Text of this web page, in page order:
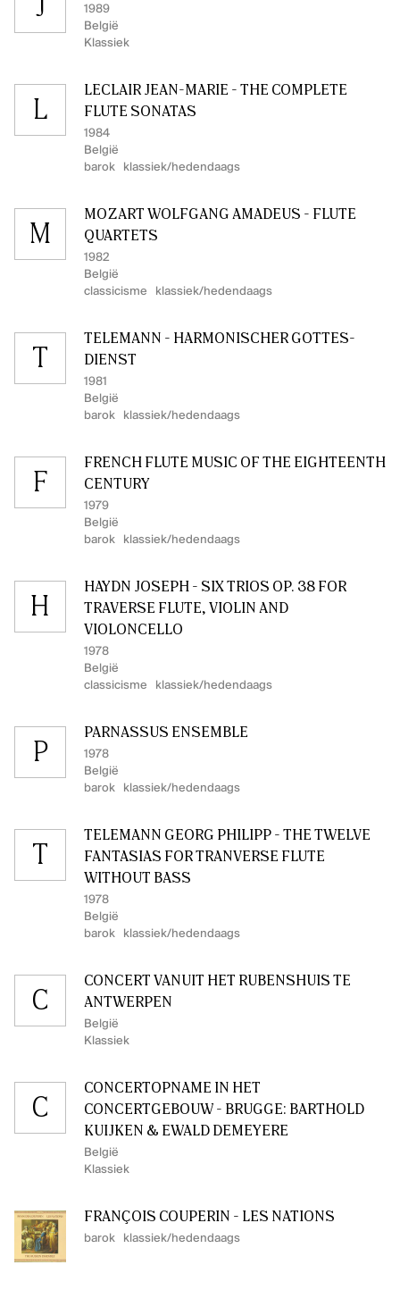
J
1989
België
Klassiek
L
LECLAIR JEAN-MARIE - THE COMPLETE
FLUTE SONATAS
1984
België
barok
klassiek/hedendaags
M
MOZART WOLFGANG AMADEUS - FLUTE
QUARTETS
1982
België
classicisme
klassiek/hedendaags
T
TELEMANN - HARMONISCHER GOTTES-
DIENST
1981
België
barok
klassiek/hedendaags
F
FRENCH FLUTE MUSIC OF THE EIGHTEENTH
CENTURY
1979
België
barok
klassiek/hedendaags
H
HAYDN JOSEPH - SIX TRIOS OP. 38 FOR
TRAVERSE FLUTE, VIOLIN AND
VIOLONCELLO
1978
België
classicisme
klassiek/hedendaags
P
PARNASSUS ENSEMBLE
1978
België
barok
klassiek/hedendaags
T
TELEMANN GEORG PHILIPP - THE TWELVE
FANTASIAS FOR TRANVERSE FLUTE
WITHOUT BASS
1978
België
barok
klassiek/hedendaags
C
CONCERT VANUIT HET RUBENSHUIS TE
ANTWERPEN
België
Klassiek
C
CONCERTOPNAME IN HET
CONCERTGEBOUW - BRUGGE: BARTHOLD
KUIJKEN & EWALD DEMEYERE
België
Klassiek
FRANÇOIS COUPERIN - LES NATIONS
barok klassiek/hedendaags